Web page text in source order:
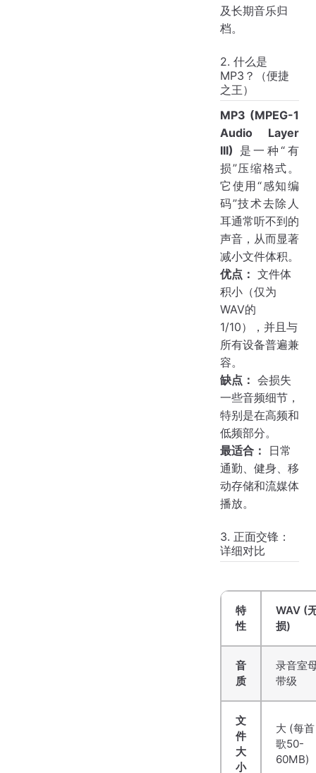
及长期音乐归
档。
2. 什么是
MP3？（便捷
之王）
MP3 (MPEG-1
Audio Layer
III) 是一种“有
损”压缩格式。
它使用“感知编
码”技术去除人
耳通常听不到的
声音，从而显著
减小文件体积。
优点： 文件体
积小（仅为
WAV的
1/10），并且与
所有设备普遍兼
容。
缺点： 会损失
一些音频细节，
特别是在高频和
低频部分。
最适合：
日常
通勤、健身、移
动存储和流媒体
播放。
3. 正面交锋：
详细对比
特
性
WAV (
损)
音
质
录音室
带级
文
件
大
小
大 (每首
歌50-
60MB)